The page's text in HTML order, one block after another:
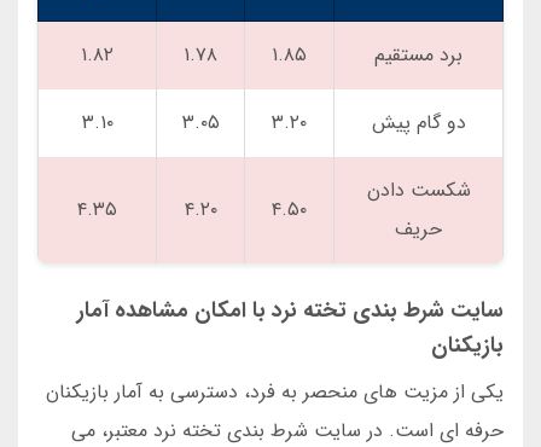
برد مستقیم ۱.۸۵ ۱.۷۸ ۱.۸۲
دو گام پیش ۳.۲۰ ۳.۰۵ ۳.۱۰
شکست دادن
حریف
۴.۵۰ ۴.۲۰ ۴.۳۵
سایت شرط بندی تخته نرد با امکان مشاهده آمار
بازیکنان
یکی از مزیت های منحصر به فرد، دسترسی به آمار بازیکنان
حرفه ای است. در سایت شرط بندی تخته نرد معتبر، می